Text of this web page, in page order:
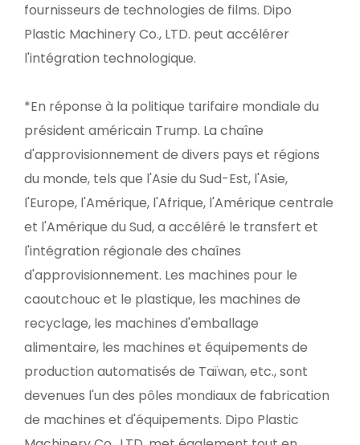
fournisseurs de technologies de films. Dipo
Plastic Machinery Co., LTD. peut accélérer
l'intégration technologique.
*En réponse à la politique tarifaire mondiale du
président américain Trump. La chaîne
d'approvisionnement de divers pays et régions
du monde, tels que l'Asie du Sud-Est, l'Asie,
l'Europe, l'Amérique, l'Afrique, l'Amérique centrale
et l'Amérique du Sud, a accéléré le transfert et
l'intégration régionale des chaînes
d'approvisionnement. Les machines pour le
caoutchouc et le plastique, les machines de
recyclage, les machines d'emballage
alimentaire, les machines et équipements de
production automatisés de Taïwan, etc., sont
devenues l'un des pôles mondiaux de fabrication
de machines et d'équipements. Dipo Plastic